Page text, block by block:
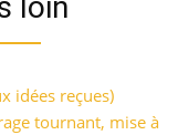
idées reçues)
tournant, mise à